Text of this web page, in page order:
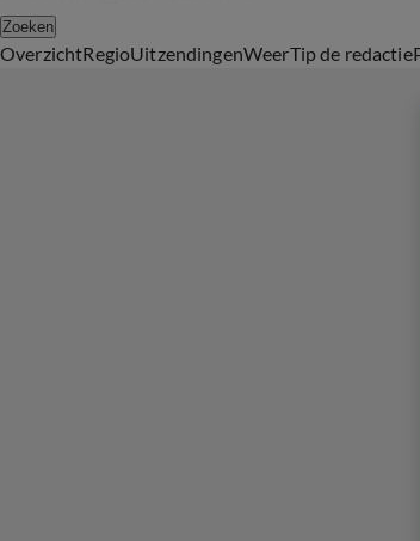
Zoeken
OverzichtRegioUitzendingenWeerTip de redactie